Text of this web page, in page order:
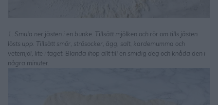
1. Smula ner jästen i en bunke. Tillsätt mjölken och rör om tills jästen
lösts upp. Tillsätt smör, strösocker, ägg, salt, kardemumma och
vetemjöl, lite i taget. Blanda ihop allt till en smidig deg och knåda den i
några minuter.